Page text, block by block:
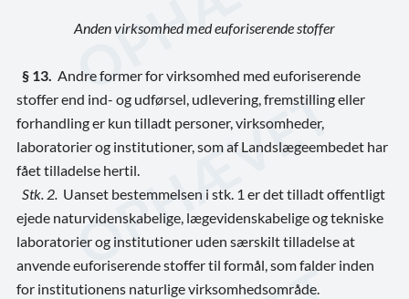
Anden virksomhed med euforiserende stoffer
§ 13. Andre former for virksomhed med euforiserende
stoffer end ind- og udførsel, udlevering, fremstilling eller
forhandling er kun tilladt personer, virksomheder,
laboratorier og institutioner, som af Landslægeembedet har
fået tilladelse hertil.
Stk. 2. Uanset bestemmelsen i stk. 1 er det tilladt offentligt
ejede naturvidenskabelige, lægevidenskabelige og tekniske
laboratorier og institutioner uden særskilt tilladelse at
anvende euforiserende stoffer til formål, som falder inden
for institutionens naturlige virksomhedsområde.